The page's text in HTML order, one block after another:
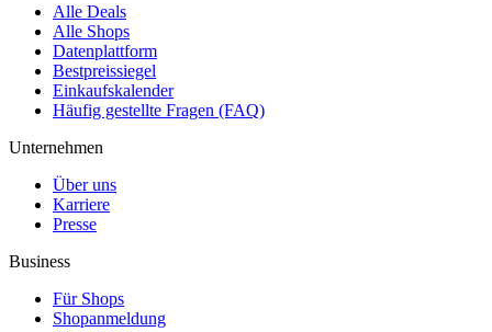
Alle Deals
Alle Shops
Datenplattform
Bestpreissiegel
Einkaufskalender
Häufig gestellte Fragen (FAQ)
Unternehmen
Über uns
Karriere
Presse
Business
Für Shops
Shopanmeldung